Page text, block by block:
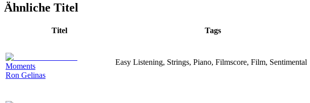
Ähnliche Titel
Titel Tags
Moments
Ron Gelinas
Easy Listening, Strings, Piano, Filmscore, Film, Sentimental